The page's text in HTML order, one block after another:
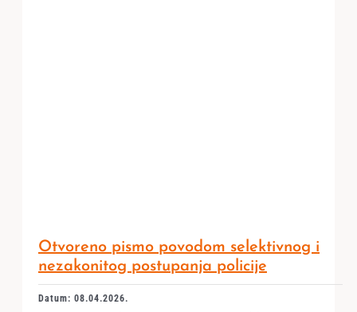
Otvoreno pismo povodom selektivnog i
nezakonitog postupanja policije
Datum: 08.04.2026.